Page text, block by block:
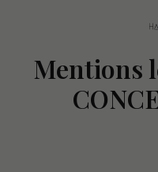
Mentions